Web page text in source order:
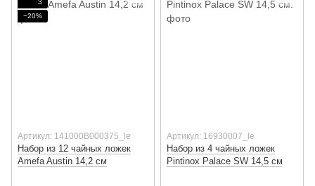
−20%
Артикул: 141000B000375_le
Набор из 12 чайных ложек
Amefa Austin 14,2 см
Артикул: 16930007_le
Набор из 4 чайных ложек
Pintinox Palace SW 14,5 см